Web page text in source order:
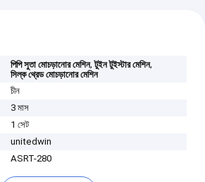
পিপি সুতা মোচড়ানোর মেশিন,টুইন টুইস্টার মেশিন,
সিল্ক থ্রেড মোচড়ানোর মেশিন
চীন
3 মাস
1 সেট
unitedwin
ASRT-280